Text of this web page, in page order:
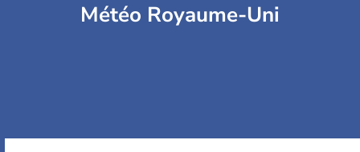
Météo Royaume-Uni